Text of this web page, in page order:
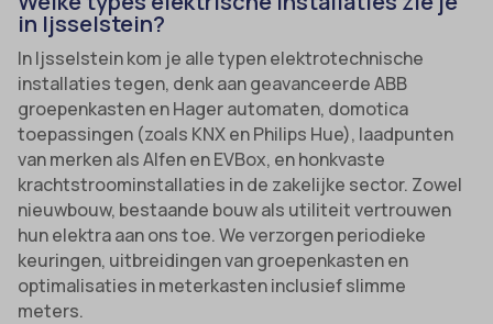
in Ijsselstein?
In Ijsselstein kom je alle typen elektrotechnische
installaties tegen, denk aan geavanceerde ABB
groepenkasten en Hager automaten, domotica
toepassingen (zoals KNX en Philips Hue), laadpunten
van merken als Alfen en EVBox, en honkvaste
krachtstroominstallaties in de zakelijke sector. Zowel
nieuwbouw, bestaande bouw als utiliteit vertrouwen
hun elektra aan ons toe. We verzorgen periodieke
keuringen, uitbreidingen van groepenkasten en
optimalisaties in meterkasten inclusief slimme
meters.